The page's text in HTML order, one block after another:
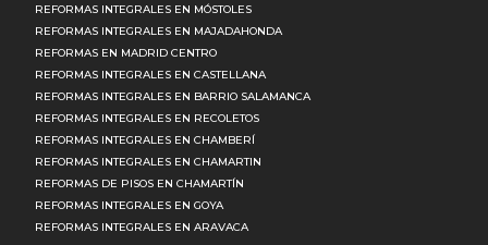
REFORMAS INTEGRALES EN MÓSTOLES
REFORMAS INTEGRALES EN MAJADAHONDA
REFORMAS EN MADRID CENTRO
REFORMAS INTEGRALES EN CASTELLANA
REFORMAS INTEGRALES EN BARRIO SALAMANCA
REFORMAS INTEGRALES EN RECOLETOS
REFORMAS INTEGRALES EN CHAMBERÍ
REFORMAS INTEGRALES EN CHAMARTIN
REFORMAS DE PISOS EN CHAMARTÍN
REFORMAS INTEGRALES EN GOYA
REFORMAS INTEGRALES EN ARAVACA